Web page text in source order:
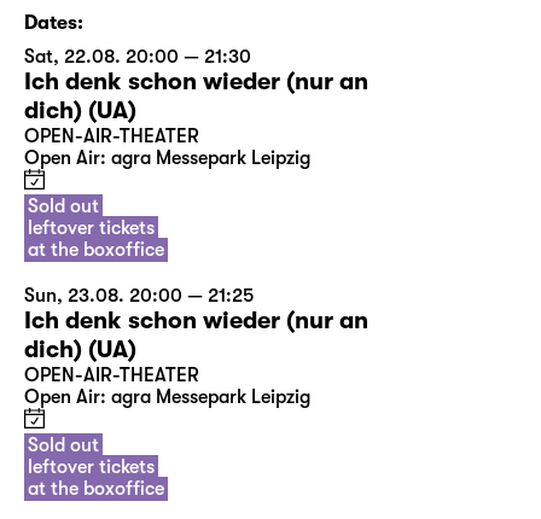
Dates:
Sat, 22.08. 20:00 — 21:30
Ich denk schon wieder (nur an
dich) (UA)
OPEN-AIR-THEATER
Open Air: agra Messepark Leipzig
Sold out
leftover tickets
at the boxoffice
Sun, 23.08. 20:00 — 21:25
Ich denk schon wieder (nur an
dich) (UA)
OPEN-AIR-THEATER
Open Air: agra Messepark Leipzig
Sold out
leftover tickets
at the boxoffice